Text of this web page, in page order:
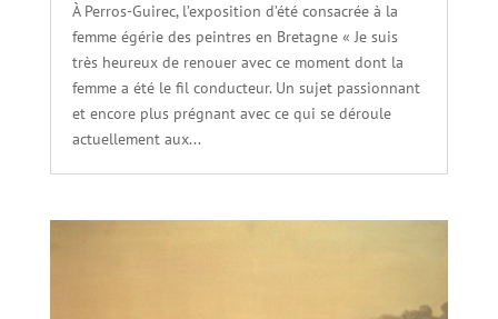
À Perros-Guirec, l’exposition d’été consacrée à la
femme égérie des peintres en Bretagne « Je suis
très heureux de renouer avec ce moment dont la
femme a été le fil conducteur. Un sujet passionnant
et encore plus prégnant avec ce qui se déroule
actuellement aux...